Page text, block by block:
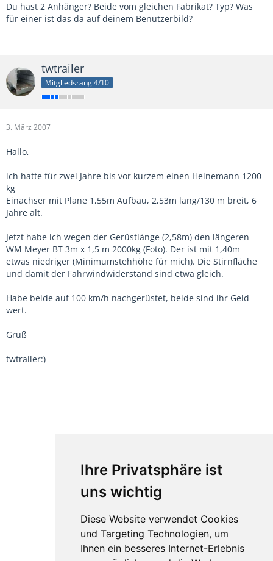
Ihre Privatsphäre ist
uns wichtig
Diese Website verwendet Cookies
und Targeting Technologien, um
Ihnen ein besseres Internet-Erlebnis
Du hast 2 Anhänger? Beide vom gleichen Fabrikat? Typ? Was
für einer ist das da auf deinem Benutzerbild?
twtrailer
Mitgliedsrang 4/10
3. März 2007
Hallo,
ich hatte für zwei Jahre bis vor kurzem einen Heinemann 1200
kg
Einachser mit Plane 1,55m Aufbau, 2,53m lang/130 m breit, 6
Jahre alt.
Jetzt habe ich wegen der Gerüstlänge (2,58m) den längeren
WM Meyer BT 3m x 1,5 m 2000kg (Foto). Der ist mit 1,40m
etwas niedriger (Minimumstehhöhe für mich). Die Stirnfläche
und damit der Fahrwindwiderstand sind etwa gleich.
Habe beide auf 100 km/h nachgerüstet, beide sind ihr Geld
wert.
Gruß
twtrailer:)